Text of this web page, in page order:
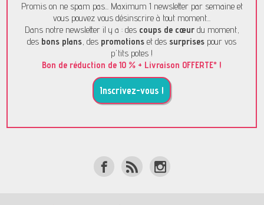
Promis on ne spam pas... Maximum 1 newsletter par semaine et
vous pouvez vous désinscrire à tout moment...
Dans notre newsletter il y a : des coups de cœurdu moment,
des bons plans, des promotions et dessurprises pour vos
p'tits potes !
Bon de réduction de 10 % + Livraison OFFERTE* !
Inscrivez-vous !